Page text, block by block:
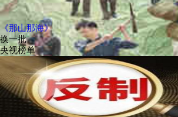
《那山那海》
换一批
央视榜单